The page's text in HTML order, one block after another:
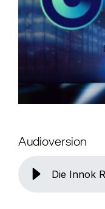
Audioversion